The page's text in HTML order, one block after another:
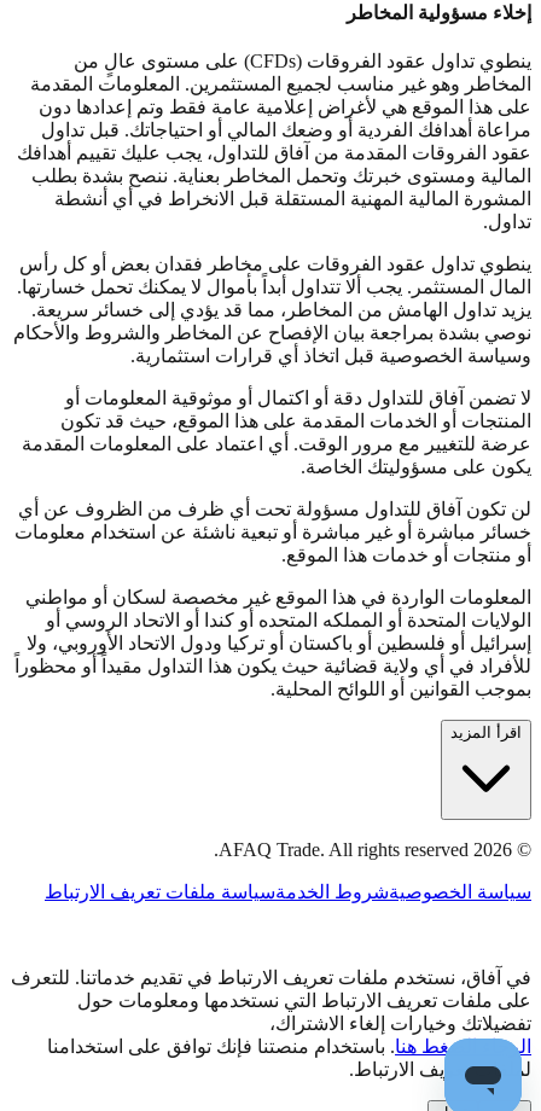
إخلاء مسؤولية المخاطر
ينطوي تداول عقود الفروقات (CFDs) على مستوى عالٍ من
المخاطر وهو غير مناسب لجميع المستثمرين. المعلومات المقدمة
على هذا الموقع هي لأغراض إعلامية عامة فقط وتم إعدادها دون
مراعاة أهدافك الفردية أو وضعك المالي أو احتياجاتك. قبل تداول
عقود الفروقات المقدمة من آفاق للتداول، يجب عليك تقييم أهدافك
المالية ومستوى خبرتك وتحمل المخاطر بعناية. ننصح بشدة بطلب
المشورة المالية المهنية المستقلة قبل الانخراط في أي أنشطة
تداول.
ينطوي تداول عقود الفروقات على مخاطر فقدان بعض أو كل رأس
المال المستثمر. يجب ألا تتداول أبداً بأموال لا يمكنك تحمل خسارتها.
يزيد تداول الهامش من المخاطر، مما قد يؤدي إلى خسائر سريعة.
نوصي بشدة بمراجعة بيان الإفصاح عن المخاطر والشروط والأحكام
وسياسة الخصوصية قبل اتخاذ أي قرارات استثمارية.
لا تضمن آفاق للتداول دقة أو اكتمال أو موثوقية المعلومات أو
المنتجات أو الخدمات المقدمة على هذا الموقع، حيث قد تكون
عرضة للتغيير مع مرور الوقت. أي اعتماد على المعلومات المقدمة
يكون على مسؤوليتك الخاصة.
لن تكون آفاق للتداول مسؤولة تحت أي ظرف من الظروف عن أي
خسائر مباشرة أو غير مباشرة أو تبعية ناشئة عن استخدام معلومات
أو منتجات أو خدمات هذا الموقع.
المعلومات الواردة في هذا الموقع غير مخصصة لسكان أو مواطني
الولايات المتحدة أو المملكه المتحده أو كندا أو الاتحاد الروسي أو
إسرائيل أو فلسطين أو باكستان أو تركيا ودول الاتحاد الأوروبي، ولا
للأفراد في أي ولاية قضائية حيث يكون هذا التداول مقيداً أو محظوراً
بموجب القوانين أو اللوائح المحلية.
اقرأ المزيد
©
2026
سياسة الخصوصيةشروط الخدمةسياسة ملفات تعريف الارتباط
في آفاق، نستخدم ملفات تعريف الارتباط في تقديم خدماتنا. للتعرف
على ملفات تعريف الارتباط التي نستخدمها ومعلومات حول
تفضيلاتك وخيارات إلغاء الاشتراك،
الرجاء الضغط هنا. باستخدام منصتنا فإنك توافق على استخدامنا
لملفات تعريف الارتباط.